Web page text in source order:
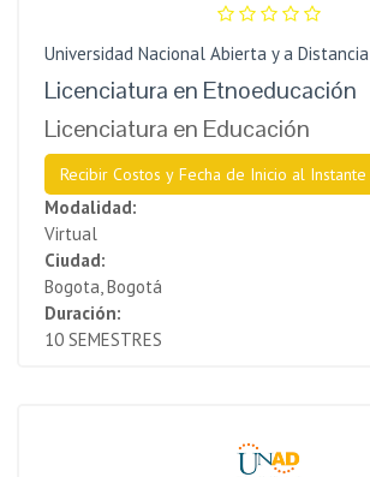
Universidad Nacional Abierta y a Distancia
Licenciatura en Etnoeducación
Licenciatura en Educación
Recibir Costos y Fecha de Inicio al Instante
Modalidad:
Virtual
Ciudad:
Bogota, Bogotá
Duración:
10 SEMESTRES